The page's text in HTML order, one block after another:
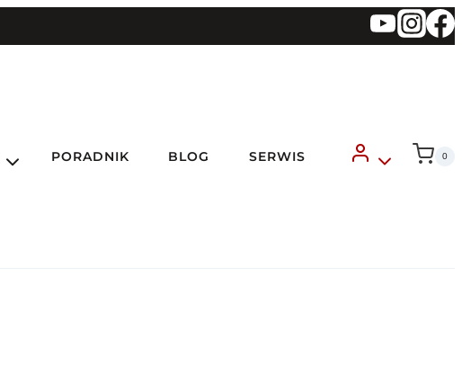
PORADNIK BLOG SERWIS 0